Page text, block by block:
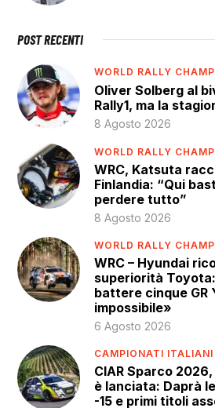
POST RECENTI
WORLD RALLY
Oliver Solberg al
Rally1, ma la
8 Agosto 2026
WORLD RALLY
WRC, Katsuta
Finlandia: “Qui
perdere tutto”
8 Agosto 2026
WORLD RALLY
WRC – Hyundai
superiorità
battere cinque GR
impossibile»
6 Agosto 2026
CAMPIONATI ITALIANI
CIAR Sparco
è lanciata: Daprà
-15 e primi titoli